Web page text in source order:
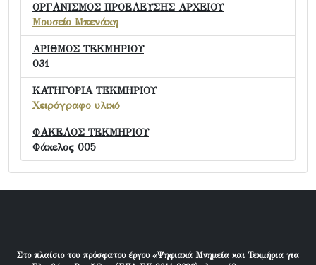
ΟΡΓΑΝΙΣΜΟΣ ΠΡΟΕΛΕΥΣΗΣ ΑΡΧΕΙΟΥ
Μουσείο Μπενάκη
ΑΡΙΘΜΟΣ ΤΕΚΜΗΡΙΟΥ
031
ΚΑΤΗΓΟΡΙΑ ΤΕΚΜΗΡΙΟΥ
Χειρόγραφο υλικό
ΦΑΚΕΛΟΣ ΤΕΚΜΗΡΙΟΥ
Φάκελος 005
Στο πλαίσιο του πρόσφατου έργου «Ψηφιακά Μνημεία και Τεκμήρια για